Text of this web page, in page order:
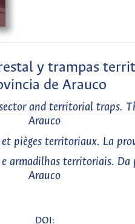
y trampas
de Arauco
and territorial traps.
Arauco
pièges territoriaux. La
armadilhas territoriais. Da
Arauco
DOI: